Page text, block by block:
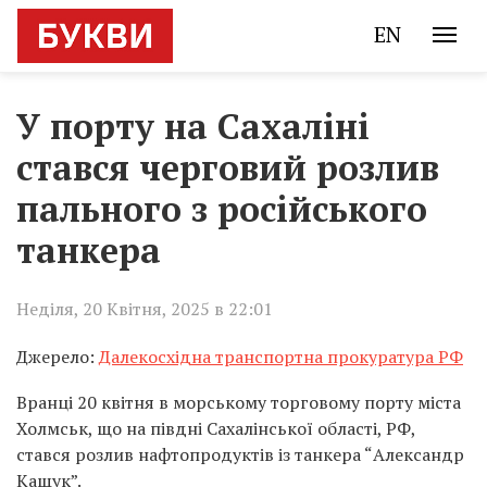
EN
У порту на Сахаліні
стався черговий розлив
пального з російського
танкера
Неділя, 20 Квітня, 2025 в 22:01
Джерело:Далекосхідна транспортна прокуратура РФ
Вранці 20 квітня в морському торговому порту міста
Холмськ, що на півдні Сахалінської області, РФ,
стався розлив нафтопродуктів із танкера “Александр
Кащук”.